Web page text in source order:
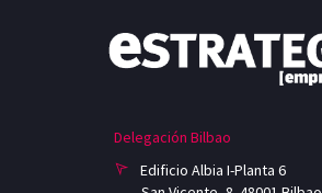
Delegación Bilbao
Edificio Albia I-Planta 6